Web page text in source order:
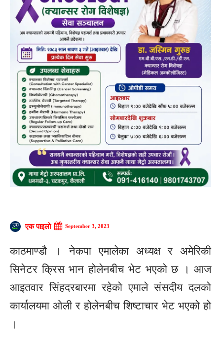
एक पाइलो September 3, 2023
काठमाण्डौ । नेकपा एमालेका अध्यक्ष र अमेरिकी
सिनेटर क्रिस भान होलेनबीच भेट भएको छ । आज
आइतवार सिंहदरबारमा रहेको एमाले संसदीय दलको
कार्यालयमा ओली र होलेनबीच शिष्टाचार भेट भएको हो
।